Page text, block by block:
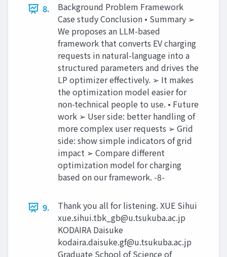
8.
Background Problem Framework
Case study Conclusion • Summary ➢
We proposes an LLM-based
framework that converts EV charging
requests in natural-language into a
structured parameters and drives the
LP optimizer effectively. ➢ It makes
the optimization model easier for
non-technical people to use. • Future
work ➢ User side: better handling of
more complex user requests ➢ Grid
side: show simple indicators of grid
impact ➢ Compare different
optimization model for charging
based on our framework. -8-
9.
Thank you all for listening. XUE Sihui
xue.sihui.tbk_gb@u.tsukuba.ac.jp
KODAIRA Daisuke
kodaira.daisuke.gf@u.tsukuba.ac.jp
Graduate School of Science of